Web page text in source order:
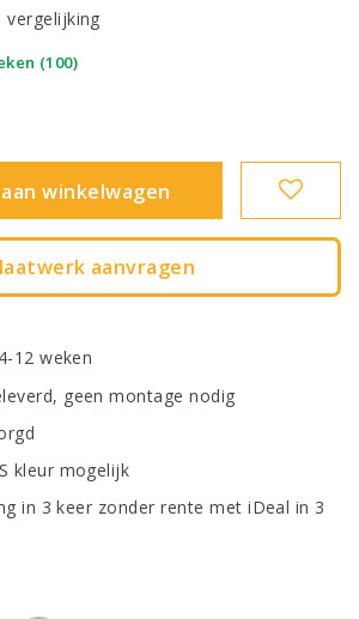
vergelijking
(100)
winkelwagen
aanvragen
12 weken
geen montage nodig
kleur mogelijk
in 3 keer zonder rente met iDeal in 3